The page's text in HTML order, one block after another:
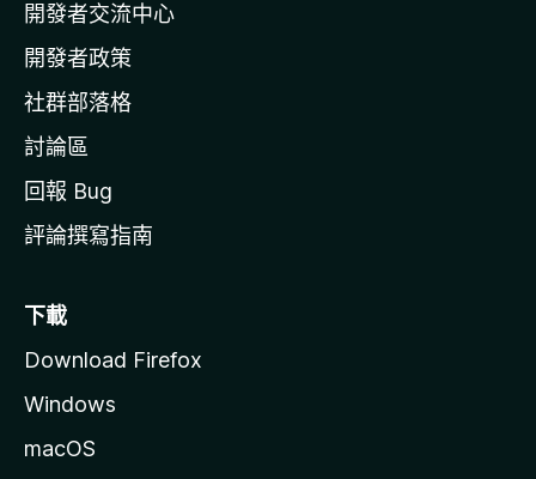
官
網
開發者交流中心
開發者政策
社群部落格
討論區
回報 Bug
評論撰寫指南
下載
Download Firefox
Windows
macOS